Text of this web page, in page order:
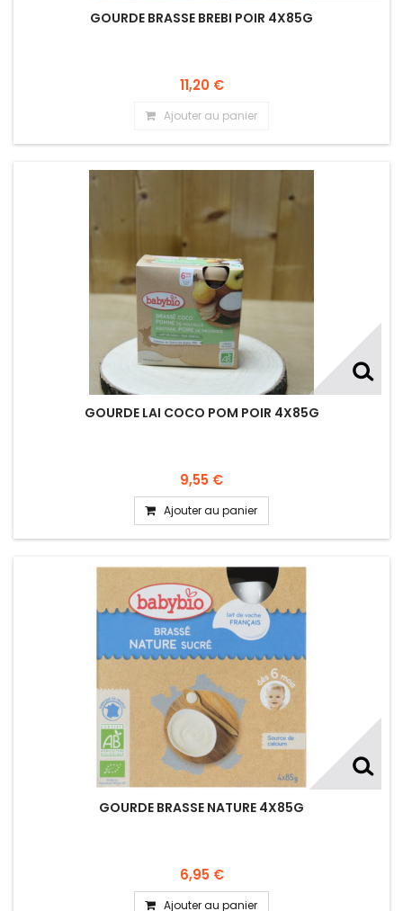
GOURDE BRASSE BREBI POIR 4X85G
11,20 €
Ajouter au panier
GOURDE LAI COCO POM POIR 4X85G
9,55 €
Ajouter au panier
GOURDE BRASSE NATURE 4X85G
6,95 €
Ajouter au panier